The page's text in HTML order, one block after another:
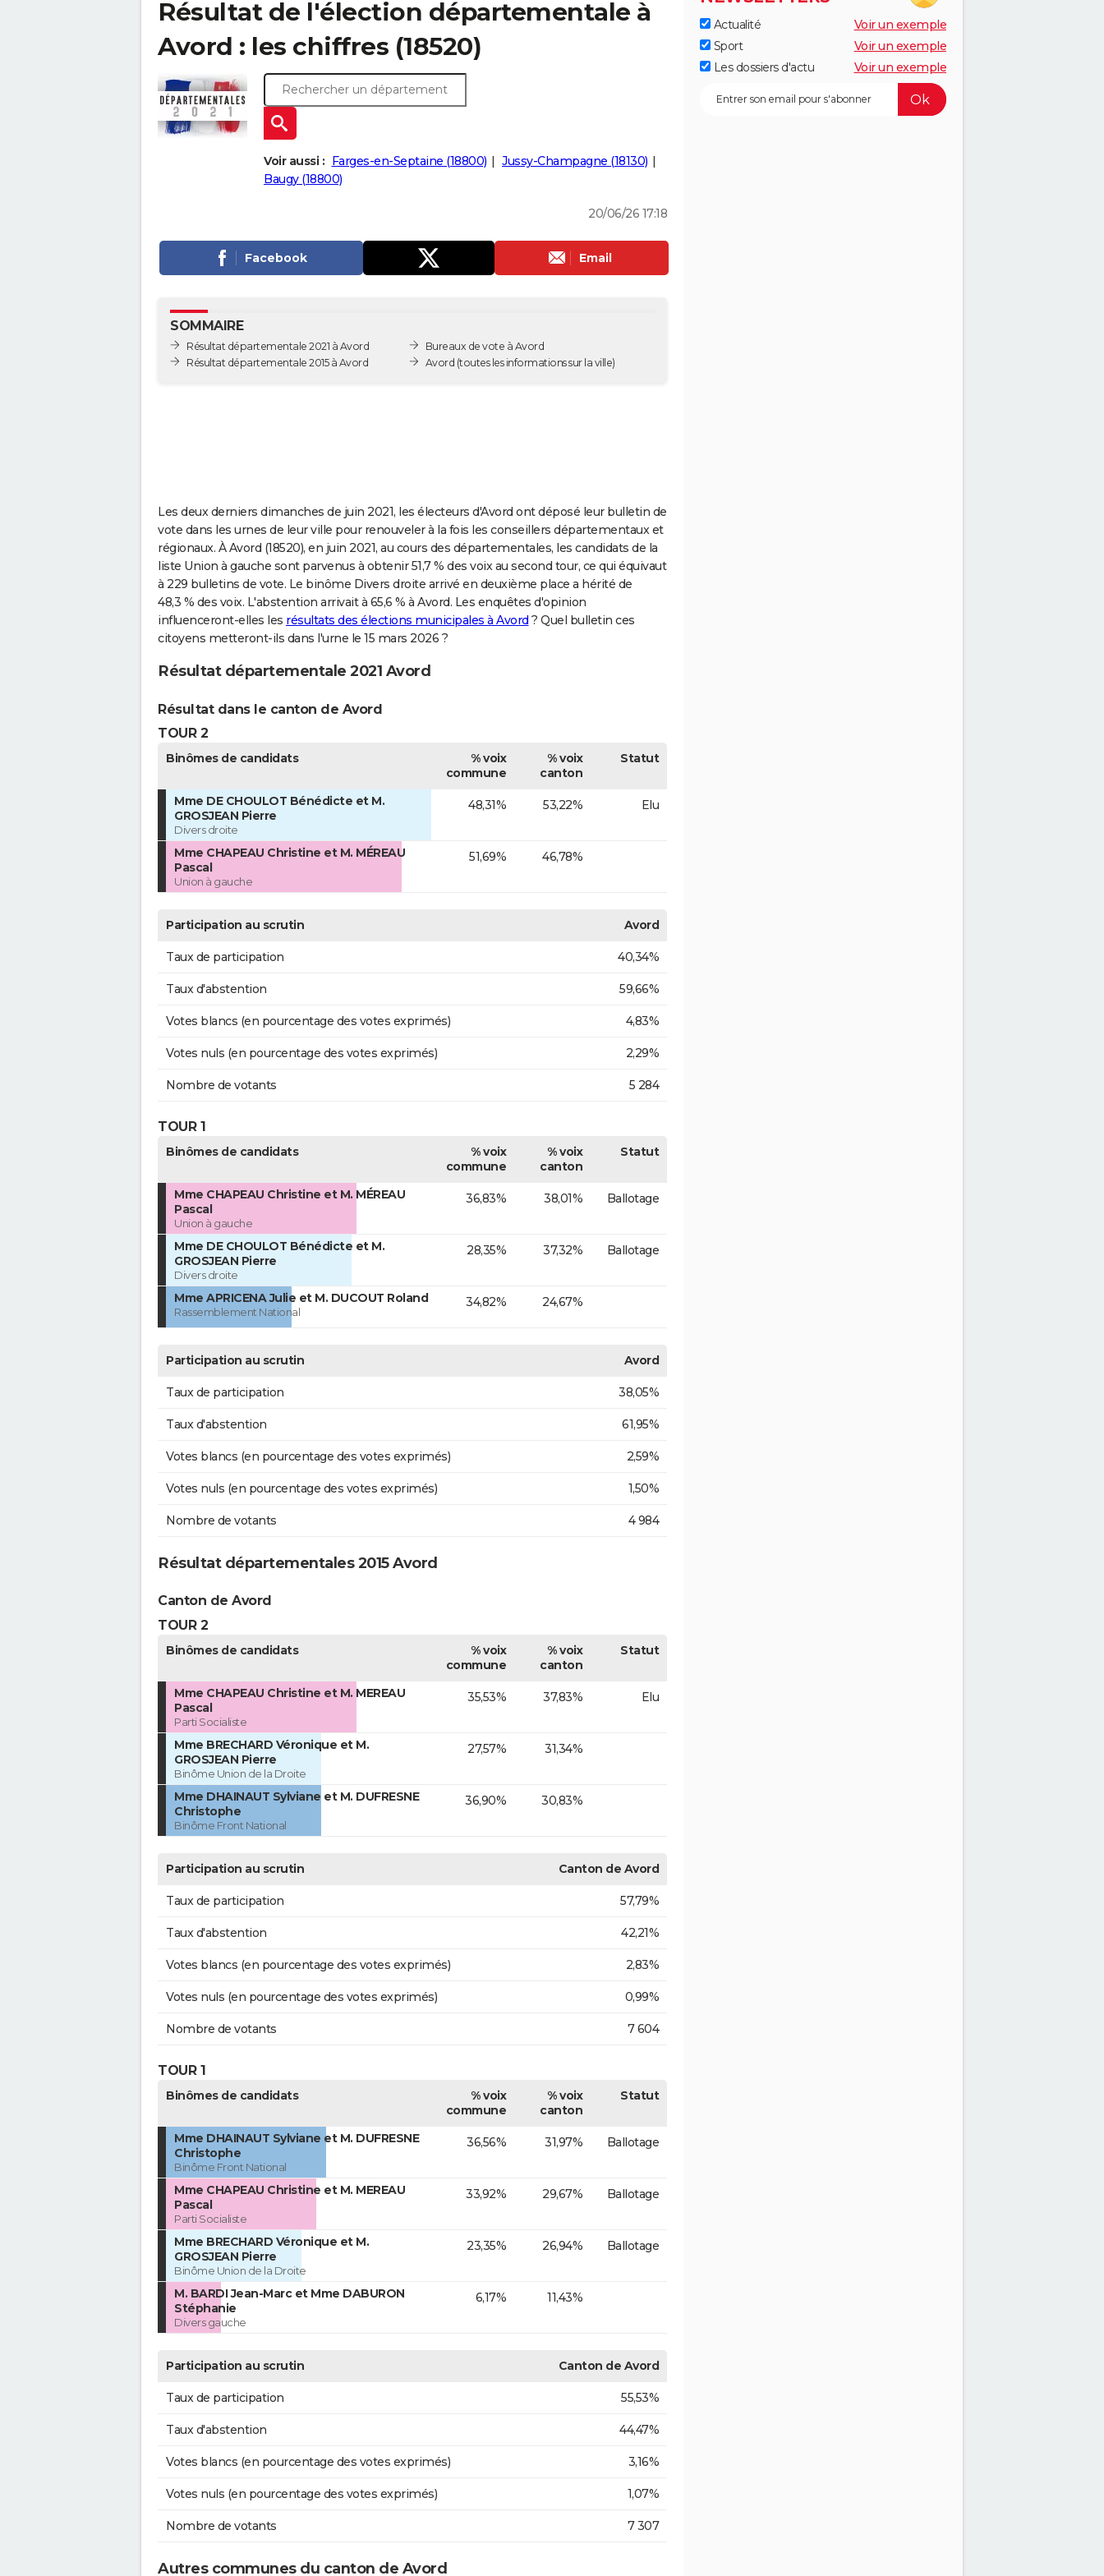
Résultat de l'élection départementale à
Avord : les chiffres (18520)
Voir aussi : Farges-en-Septaine (18800)
Jussy-Champagne (18130)
Baugy (18800)
20/06/26 17:18
Facebook Email
SOMMAIRE
Résultat départementale 2021 à Avord
Résultat départementale 2015 à Avord
Bureaux de vote à Avord
Avord (toutes les informations sur la ville)
Les deux derniers dimanches de juin 2021, les électeurs d'Avord ont déposé leur bulletin de
vote dans les urnes de leur ville pour renouveler à la fois les conseillers départementaux et
régionaux. À Avord (18520), en juin 2021, au cours des départementales, les candidats de la
liste Union à gauche sont parvenus à obtenir 51,7 % des voix au second tour, ce qui équivaut
à 229 bulletins de vote. Le binôme Divers droite arrivé en deuxième place a hérité de
48,3 % des voix. L'abstention arrivait à 65,6 % à Avord. Les enquêtes d'opinion
influenceront-elles les résultats des élections municipales à Avord ? Quel bulletin ces
citoyens metteront-ils dans l'urne le 15 mars 2026 ?
Résultat départementale 2021 Avord
Résultat dans le canton de Avord
TOUR 2
Binômes de candidats
% voix
commune
% voix
canton
Statut
Mme DE CHOULOT Bénédicte et M.
GROSJEAN Pierre
Divers droite
48,31% 53,22% Elu
Mme CHAPEAU Christine et M. MÉREAU
Pascal
Union à gauche
51,69% 46,78%
Participation au scrutin Avord
Taux de participation 40,34%
Taux d'abstention 59,66%
Votes blancs (en pourcentage des votes exprimés) 4,83%
Votes nuls (en pourcentage des votes exprimés) 2,29%
Nombre de votants 5 284
TOUR 1
Binômes de candidats
% voix
commune
% voix
canton
Statut
Mme CHAPEAU Christine et M. MÉREAU
Pascal
Union à gauche
36,83% 38,01% Ballotage
Mme DE CHOULOT Bénédicte et M.
GROSJEAN Pierre
Divers droite
28,35% 37,32% Ballotage
Mme APRICENA Julie et M. DUCOUT Roland
Rassemblement National
34,82% 24,67%
Participation au scrutin Avord
Taux de participation 38,05%
Taux d'abstention 61,95%
Votes blancs (en pourcentage des votes exprimés) 2,59%
Votes nuls (en pourcentage des votes exprimés) 1,50%
Nombre de votants 4 984
Résultat départementales 2015 Avord
Canton de Avord
TOUR 2
Binômes de candidats
% voix
commune
% voix
canton
Statut
Mme CHAPEAU Christine et M. MEREAU
Pascal
Parti Socialiste
35,53% 37,83% Elu
Mme BRECHARD Véronique et M.
GROSJEAN Pierre
Binôme Union de la Droite
27,57% 31,34%
Mme DHAINAUT Sylviane et M. DUFRESNE
Christophe
Binôme Front National
36,90% 30,83%
Participation au scrutin Canton de Avord
Taux de participation 57,79%
Taux d'abstention 42,21%
Votes blancs (en pourcentage des votes exprimés) 2,83%
Votes nuls (en pourcentage des votes exprimés) 0,99%
Nombre de votants 7 604
TOUR 1
Binômes de candidats
% voix
commune
% voix
canton
Statut
Mme DHAINAUT Sylviane et M. DUFRESNE
Christophe
Binôme Front National
36,56% 31,97% Ballotage
Mme CHAPEAU Christine et M. MEREAU
Pascal
Parti Socialiste
33,92% 29,67% Ballotage
Mme BRECHARD Véronique et M.
GROSJEAN Pierre
Binôme Union de la Droite
23,35% 26,94% Ballotage
M. BARDI Jean-Marc et Mme DABURON
Stéphanie
Divers gauche
6,17% 11,43%
Participation au scrutin Canton de Avord
Taux de participation 55,53%
Taux d'abstention 44,47%
Votes blancs (en pourcentage des votes exprimés) 3,16%
Votes nuls (en pourcentage des votes exprimés) 1,07%
Nombre de votants 7 307
Autres communes du canton de Avord
Actualité
Voir un exemple
Sport
Voir un exemple
Les dossiers d'actu
Voir un exemple